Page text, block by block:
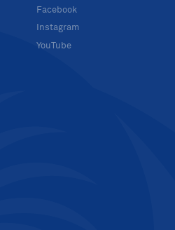
Facebook
Instagram
YouTube